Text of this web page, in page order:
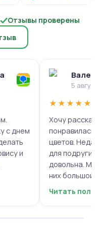
Отзывы проверены
с днем
и
5
★★★★★
Хочу
понравилась
цветов.
для подруги,
довольна.
них большой
композиций,
Читать